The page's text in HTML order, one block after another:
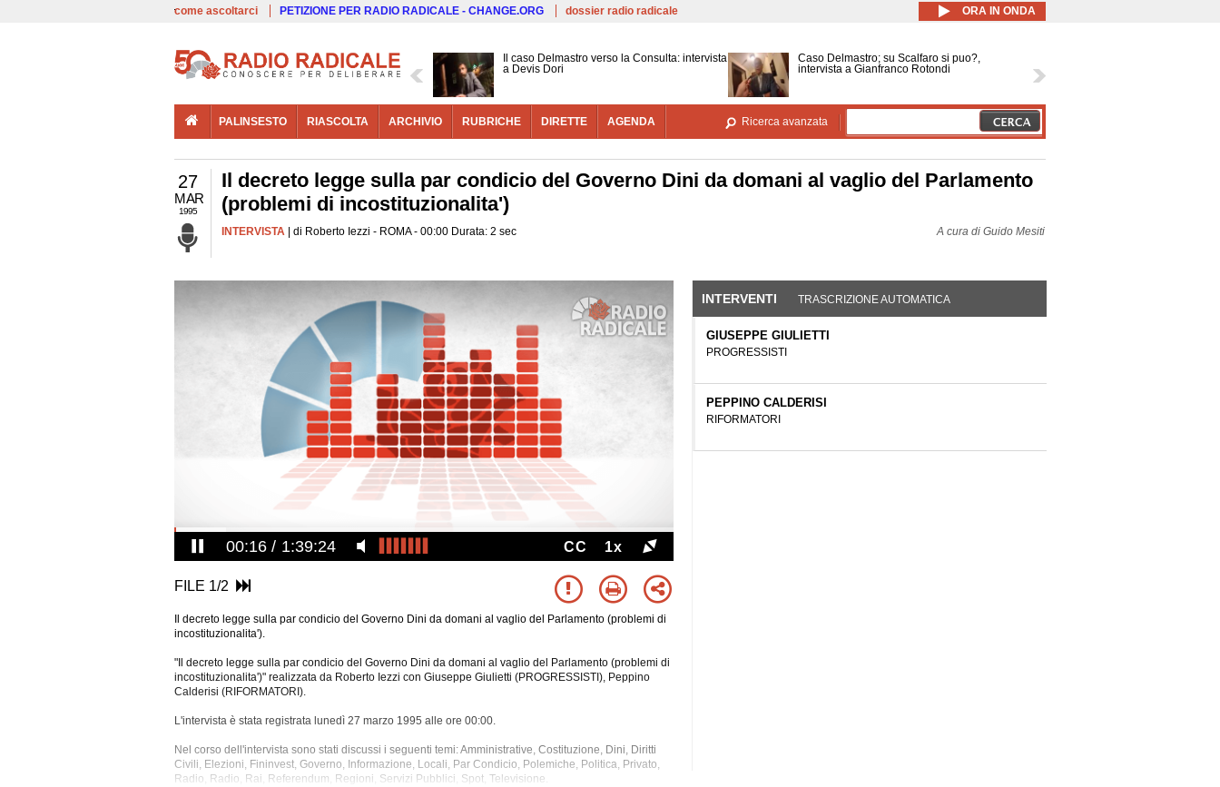
Salta al contenuto principale
come ascoltarci PETIZIONE PER RADIO RADICALE - CHANGE.ORG dossier radio radicale ORA IN ONDA
Il caso Delmastro verso la Consulta: intervista
a Devis Dori
Caso Delmastro; su Scalfaro si puo?,
intervista a Gianfranco Rotondi
PALINSESTO RIASCOLTA ARCHIVIO RUBRICHE DIRETTE AGENDA Ricerca avanzata
27
MAR
1995
Il decreto legge sulla par condicio del Governo Dini da domani al vaglio del Parlamento
(problemi di incostituzionalita')
INTERVISTA | di Roberto Iezzi - ROMA - 00:00 Durata: 2 sec A cura di Guido Mesiti
00:17 1:39:24 CC 1x
FILE 1/2
Il decreto legge sulla par condicio del Governo Dini da domani al vaglio del Parlamento (problemi di
incostituzionalita').
"Il decreto legge sulla par condicio del Governo Dini da domani al vaglio del Parlamento (problemi di
incostituzionalita')" realizzata da Roberto Iezzi con Giuseppe Giulietti (PROGRESSISTI), Peppino
Calderisi (RIFORMATORI).
L'intervista è stata registrata lunedì 27 marzo 1995 alle ore 00:00.
Nel corso dell'intervista sono stati discussi i seguenti temi: Amministrative, Costituzione, Dini, Diritti
Civili, Elezioni, Fininvest, Governo, Informazione, Locali, Par Condicio, Polemiche, Politica, Privato,
Radio, Radio, Rai, Referendum, Regioni, Servizi Pubblici, Spot, Televisione.
INTERVENTI (SCHEDA ATTIVA)
TRASCRIZIONE AUTOMATICA
GIUSEPPE GIULIETTI
PROGRESSISTI
PEPPINO CALDERISI
RIFORMATORI